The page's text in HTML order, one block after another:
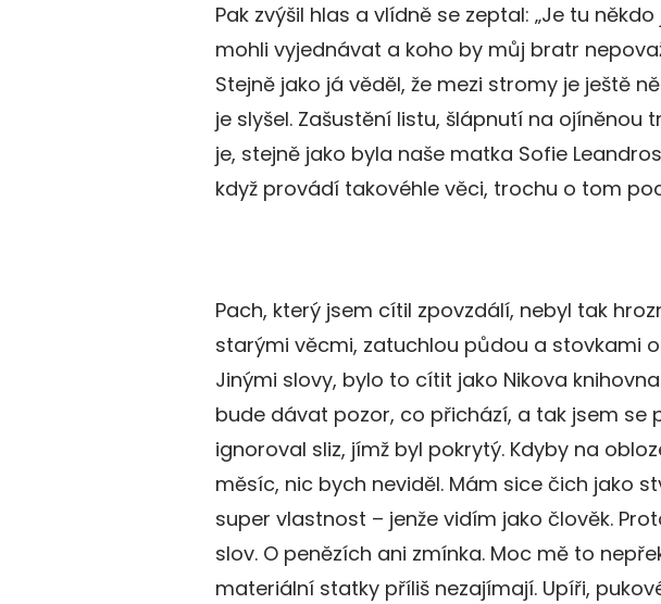
Pak zvýšil hlas a vlídně se zeptal: „Je tu
mohli vyjednávat a koho by můj bratr
Stejně jako já věděl, že mezi stromy je ještě
je slyšel. Zašustění listu, šlápnutí na ojíněnou
je, stejně jako byla naše matka Sofie
když provádí takovéhle věci, trochu o tom
Pach, který jsem cítil zpovzdálí, nebyl tak
starými věcmi, zatuchlou půdou a stovkami
Jinými slovy, bylo to cítit jako Nikova
bude dávat pozor, co přichází, a tak jsem se
ignoroval sliz, jímž byl pokrytý. Kdyby na
měsíc, nic bych neviděl. Mám sice čich jako
super vlastnost – jenže vidím jako člověk.
slov. O penězích ani zmínka. Moc mě to
materiální statky příliš nezajímají. Upíři,